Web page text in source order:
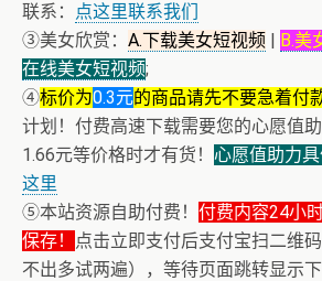
联系：
点这里联系我们
③美女欣赏： A.下载美女短视频 | B.美
在线美女短视频;
④标价为0.3元的商品请先不要急着付
计划！付费高速下载需要您的心愿值
1.66元等价格时才有货！ 心愿值助力
这里
⑤本站资源自助付费！ 付费内容24小
保存！
点击立即支付后支付宝扫二维
不出多试两遍），等待页面跳转显示
+ 恭喜IP为180.201.1.217的网友为电
理系统核心算法》众筹一次！